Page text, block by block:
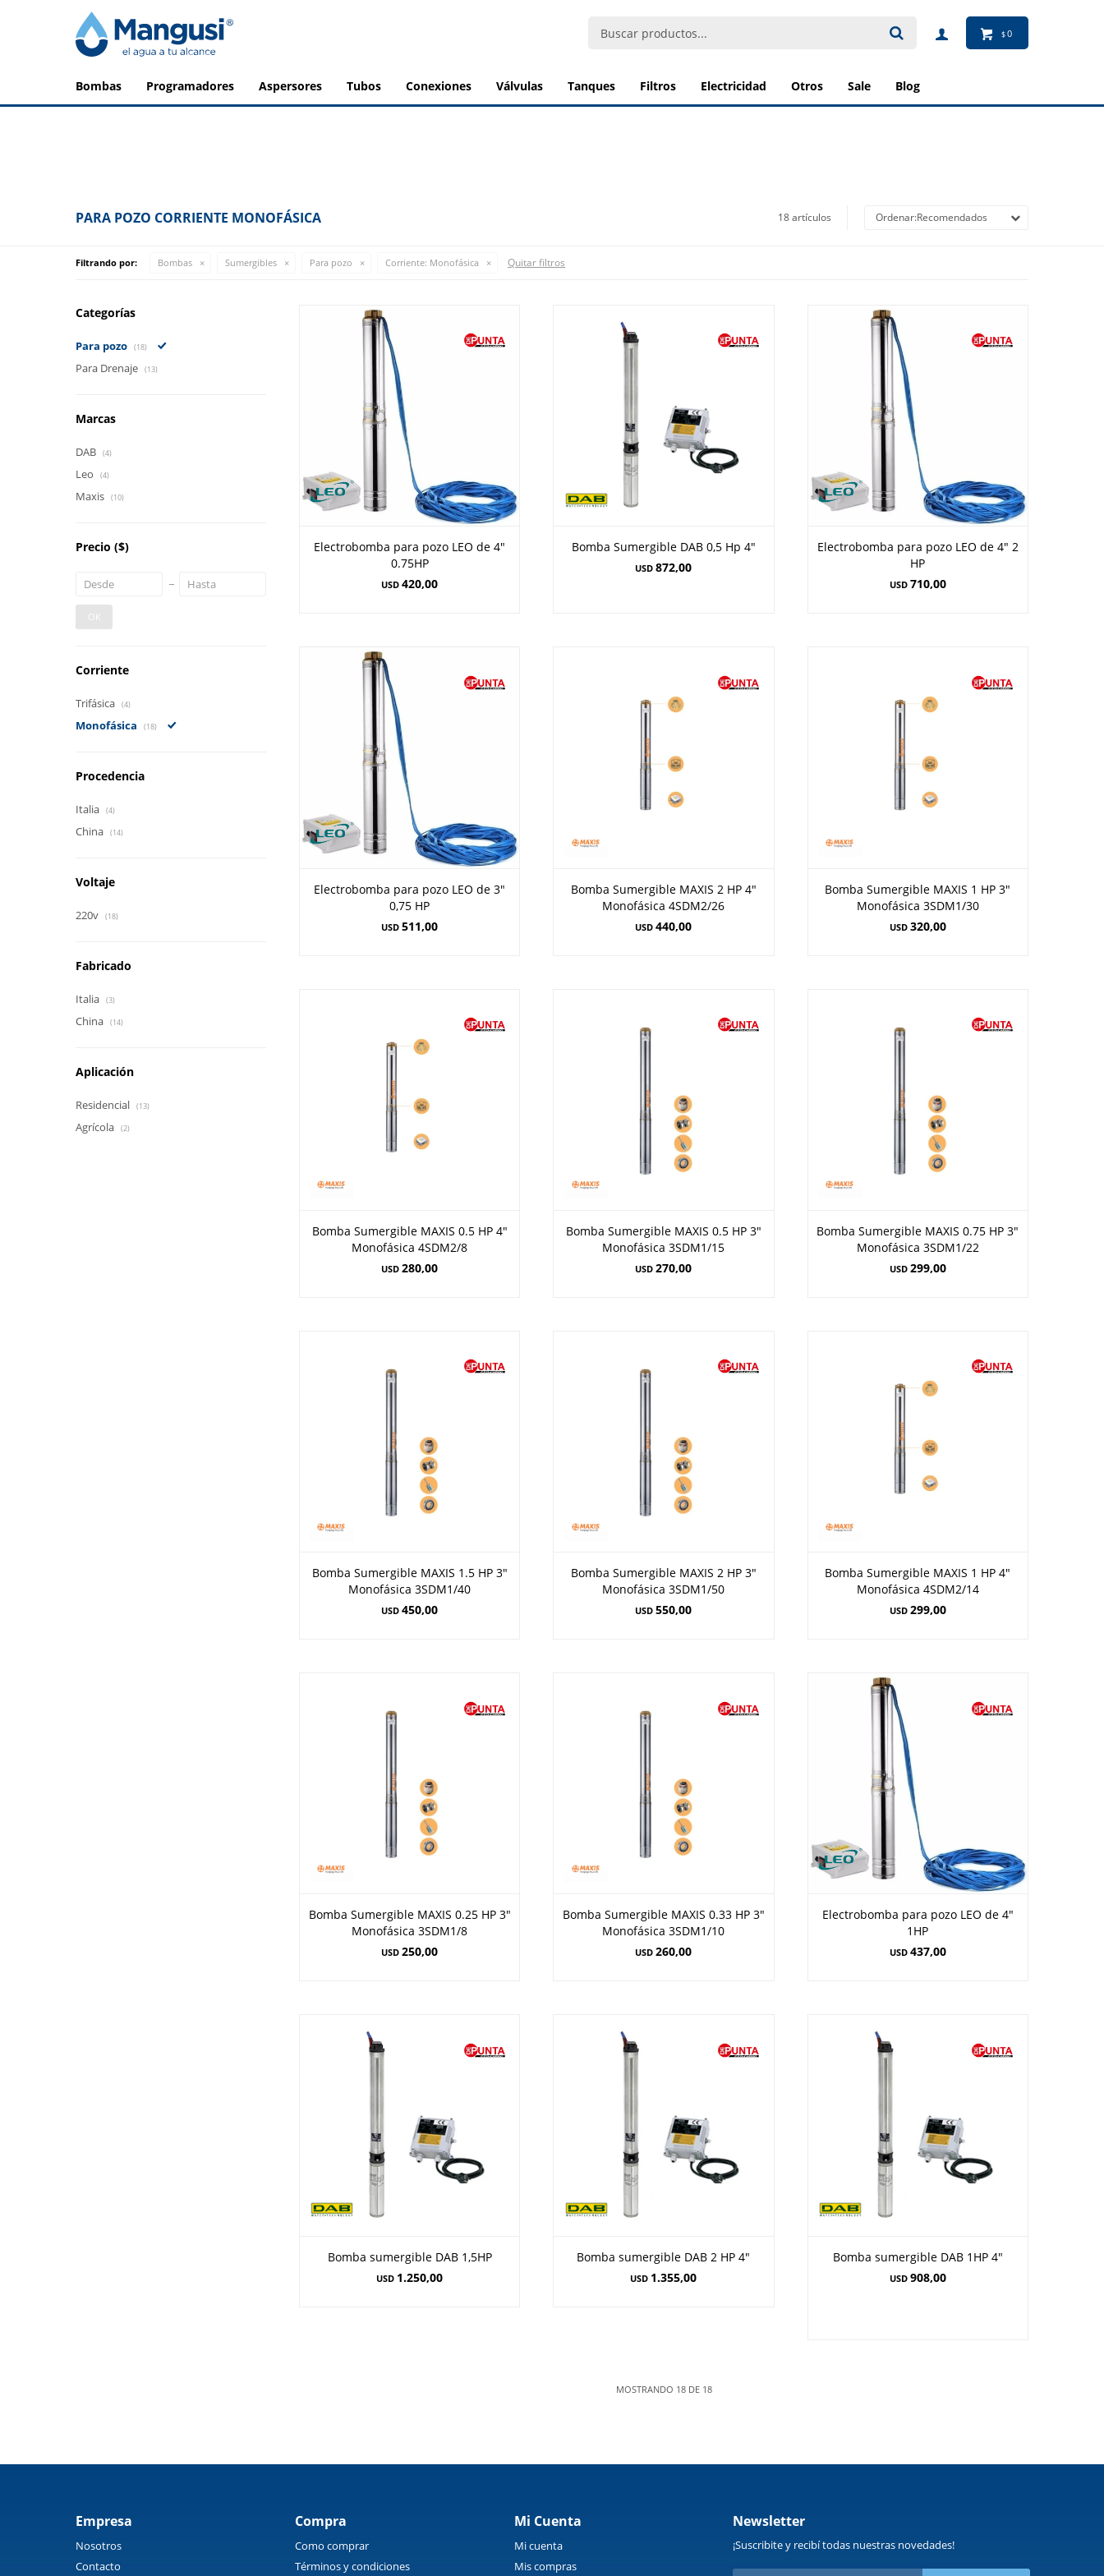
bombas programadores aspersores tubos conexiones válvulas tanques filtros electricidad otros sale blog
$0
PARA POZO CORRIENTE MONOFÁSICA 18 artículos Recomendados
Filtrando por: Bombas Sumergibles Para pozo Corriente: Monofásica Quitar filtros
Electrobomba para pozo LEO de 4"
0.75HP
USD 420,00
Bomba Sumergible DAB 0,5 Hp 4"
USD 872,00
Electrobomba para pozo LEO de 4" 2
HP
USD 710,00
Electrobomba para pozo LEO de 3"
0,75 HP
USD 511,00
Bomba Sumergible MAXIS 2 HP 4"
Monofásica 4SDM2/26
USD 440,00
Bomba Sumergible MAXIS 1 HP 3"
Monofásica 3SDM1/30
USD 320,00
Bomba Sumergible MAXIS 0.5 HP 4"
Monofásica 4SDM2/8
USD 280,00
Bomba Sumergible MAXIS 0.5 HP 3"
Monofásica 3SDM1/15
USD 270,00
Bomba Sumergible MAXIS 0.75 HP 3"
Monofásica 3SDM1/22
USD 299,00
Bomba Sumergible MAXIS 1.5 HP 3"
Monofásica 3SDM1/40
USD 450,00
Bomba Sumergible MAXIS 2 HP 3"
Monofásica 3SDM1/50
USD 550,00
Bomba Sumergible MAXIS 1 HP 4"
Monofásica 4SDM2/14
USD 299,00
Bomba Sumergible MAXIS 0.25 HP 3"
Monofásica 3SDM1/8
USD 250,00
Bomba Sumergible MAXIS 0.33 HP 3"
Monofásica 3SDM1/10
USD 260,00
Electrobomba para pozo LEO de 4"
1HP
USD 437,00
Bomba sumergible DAB 1,5HP
USD 1.250,00
Bomba sumergible DAB 2 HP 4"
USD 1.355,00
Bomba sumergible DAB 1HP 4"
USD 908,00
MOSTRANDO 18DE 18
Categorías
Para pozo (18)
Para Drenaje (13)
Marcas
DAB (4)
Leo (4)
Maxis (10)
Precio ($)
OK
Corriente
Trifásica (4)
Monofásica (18)
Procedencia
Italia (4)
China (14)
Voltaje
220v (18)
Fabricado
Italia (3)
China (14)
Aplicación
Residencial (13)
Agrícola (2)
Empresa
Nosotros
Contacto
Compra
Como comprar
Términos y condiciones
Mi Cuenta
Mi cuenta
Mis compras
Newsletter
¡Suscribite y recibí todas nuestras novedades!